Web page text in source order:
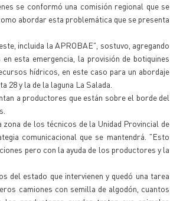
se conformó una comisión regional que se
abordar esta problemática que se presenta
incluida la APROBAE", sostuvo, agregando
esta emergencia, la provisión de botiquines
hídricos, en este caso para un abordaje
y la de la laguna La Salada.
a productores que están sobre el borde del
de los técnicos de la Unidad Provincial de
comunicacional que se mantendrá. "Esto
pero con la ayuda de los productores y la
del estado que intervienen y quedó una tarea
camiones con semilla de algodón, cuantos